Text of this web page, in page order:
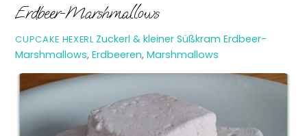
Erdbeer-Marshmallows
CUPCAKE HEXERL Zuckerl & kleiner Süßkram Erdbeer-
Marshmallows,Erdbeeren,Marshmallows